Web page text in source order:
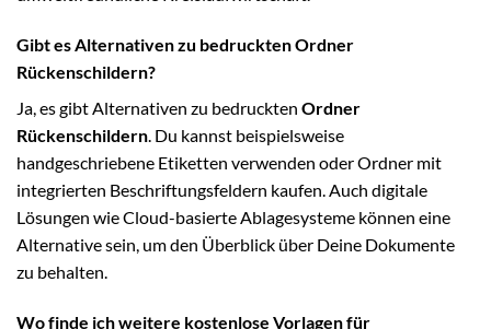
Gibt es Alternativen zu bedruckten Ordner
Rückenschildern?
Ja, es gibt Alternativen zu bedruckten Ordner
Rückenschildern. Du kannst beispielsweise
handgeschriebene Etiketten verwenden oder Ordner mit
integrierten Beschriftungsfeldern kaufen. Auch digitale
Lösungen wie Cloud-basierte Ablagesysteme können eine
Alternative sein, um den Überblick über Deine Dokumente
zu behalten.
Wo finde ich weitere kostenlose Vorlagen für